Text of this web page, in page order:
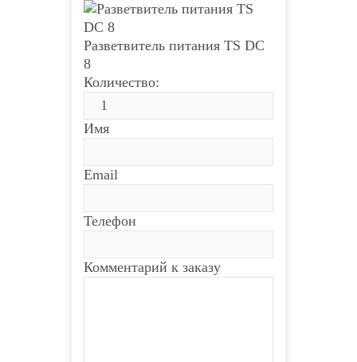
Разветвитель питания TS DC
8
Количество:
Имя
Email
Телефон
Комментарий к заказу